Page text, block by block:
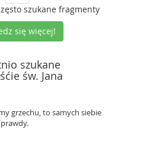
szukane fragmenty
się więcej!
szukane
św. Jana
grzechu, to samych siebie